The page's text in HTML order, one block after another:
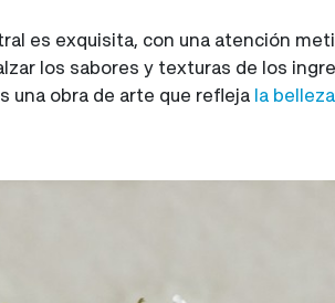
es exquisita, con una atención
los sabores y texturas de los
una obra de arte que refleja la